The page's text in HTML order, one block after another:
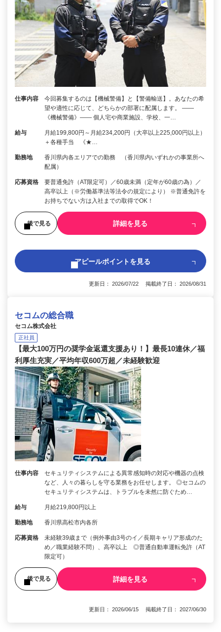
仕事内容
今回募集するのは【機械警備】と【警備輸送】。あなたの希
望や適性に応じて、どちらかの部署に配属します。 ――
《機械警備》―― 個人宅や商業施設、学校、一…
給与
月給199,800円～月給234,200円（大卒以上225,000円以上）
＋各種手当 《★…
勤務地
香川県内各エリアでの勤務 （香川県内いずれかの事業所へ
配属）
応募資格
要普通免許（AT限定可）／60歳未満（定年が60歳の為）／
高卒以上（※労働基準法等法令の規定により） ※普通免許を
お持ちでない方は入社までの取得でOK！
後で見る 詳細を見る
アピールポイントを見る
更新日： 2026/07/22 掲載終了日： 2026/08/31
セコムの総合職
セコム株式会社
正社員
【最大100万円の奨学金返還支援あり！】最長10連休／福
利厚生充実／平均年収600万超／未経験歓迎
仕事内容
セキュリティシステムによる異常感知時の対応や機器の点検
など、人々の暮らしを守る業務をお任せします。 ◎セコムの
セキュリティシステムは、トラブルを未然に防ぐため…
給与 月給219,800円以上
勤務地 香川県高松市内各所
応募資格
未経験39歳まで（例外事由3号のイ／長期キャリア形成のた
め／職業経験不問）、高卒以上 ◎普通自動車運転免許（AT
限定可）
後で見る 詳細を見る
更新日： 2026/06/15 掲載終了日： 2027/06/30